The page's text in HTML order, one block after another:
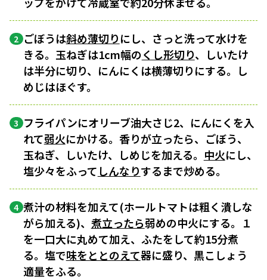
2 ごぼうは斜め薄切りにし、さっと洗って水けを
きる。玉ねぎは1cm幅のくし形切り、しいたけ
は半分に切り、にんにくは横薄切りにする。し
めじはほぐす。
3 フライパンにオリーブ油大さじ2、にんにくを入
れて弱火にかける。香りが立ったら、ごぼう、
玉ねぎ、しいたけ、しめじを加える。 中火にし、
塩少々をふって しんなりするまで炒める。
4 煮汁の材料を加えて(ホールトマトは粗く潰しな
がら加える)、 煮立ったら弱めの中火にする。１
を一口大に丸めて加え、ふたをして約15分煮
る。塩で味をととのえて器に盛り、黒こしょう
適量をふる。